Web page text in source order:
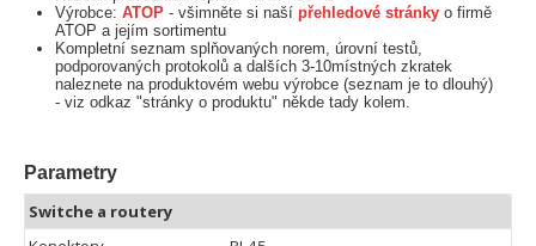
Výrobce:ATOP - všimněte si našípřehledové stránky o firmě
ATOP a jejím sortimentu
Kompletní seznam splňovaných norem, úrovní testů,
podporovaných protokolů a dalších 3-10místných zkratek
naleznete na produktovém webu výrobce (seznam je to dlouhý)
- viz odkaz "stránky o produktu" někde tady kolem.
Parametry
Switche a routery